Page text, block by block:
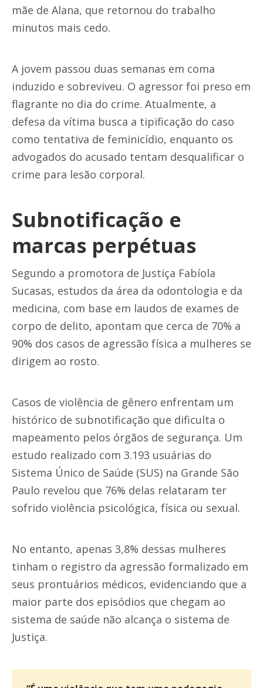
mãe de Alana, que retornou do trabalho
minutos mais cedo.
A jovem passou duas semanas em coma
induzido e sobreviveu. O agressor foi preso em
flagrante no dia do crime. Atualmente, a
defesa da vítima busca a tipificação do caso
como tentativa de feminicídio, enquanto os
advogados do acusado tentam desqualificar o
crime para lesão corporal.
Subnotificação e
marcas perpétuas
Segundo a promotora de Justiça Fabíola
Sucasas, estudos da área da odontologia e da
medicina, com base em laudos de exames de
corpo de delito, apontam que cerca de 70% a
90% dos casos de agressão física a mulheres se
dirigem ao rosto.
Casos de violência de gênero enfrentam um
histórico de subnotificação que dificulta o
mapeamento pelos órgãos de segurança. Um
estudo realizado com 3.193 usuárias do
Sistema Único de Saúde (SUS) na Grande São
Paulo revelou que 76% delas relataram ter
sofrido violência psicológica, física ou sexual.
No entanto, apenas 3,8% dessas mulheres
tinham o registro da agressão formalizado em
seus prontuários médicos, evidenciando que a
maior parte dos episódios que chegam ao
sistema de saúde não alcança o sistema de
Justiça.